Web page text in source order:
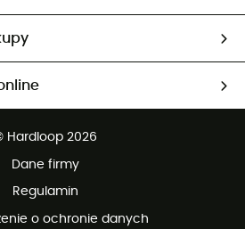
Hardloop 2026
Dane firmy
Regulamin
o ochronie danych